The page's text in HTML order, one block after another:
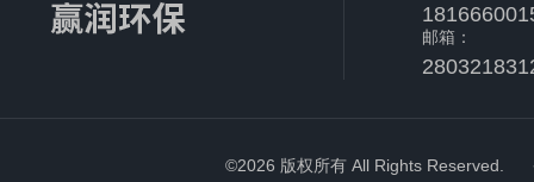
邮箱：
©2026 版权所有 All Rights Reserved.